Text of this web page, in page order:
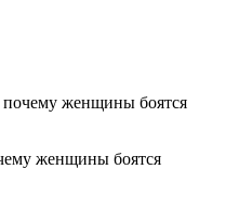
почему женщины боятся